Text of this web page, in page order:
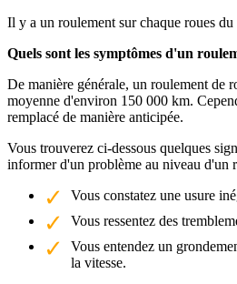
Il y a un roulement sur chaque roues
Quels sont les symptômes d'un
De manière générale, un roulement de
moyenne d'environ 150 000 km.
remplacé de manière anticipée.
Vous trouverez ci-dessous quelques
informer d'un problème au niveau d'un
Vous constatez une usure
Vous ressentez des
Vous entendez un
la vitesse.